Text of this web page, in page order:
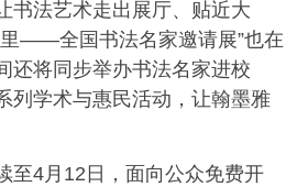
书法艺术走出展厅、贴近大
——全国书法名家邀请展”也在
还将同步举办书法名家进校
列学术与惠民活动，让翰墨雅
至4月12日，面向公众免费开